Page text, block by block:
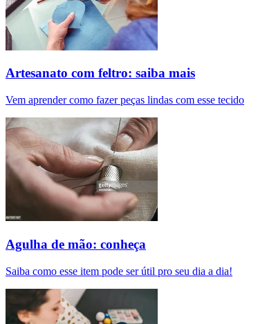
Artesanato com feltro: saiba mais
Vem aprender como fazer peças lindas com esse tecido
Agulha de mão: conheça
Saiba como esse item pode ser útil pro seu dia a dia!